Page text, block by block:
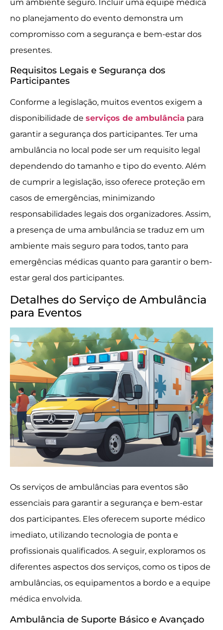
um ambiente seguro. Incluir uma equipe médica
no planejamento do evento demonstra um
compromisso com a segurança e bem-estar dos
presentes.
Requisitos Legais e Segurança dos
Participantes
Conforme a legislação, muitos eventos exigem a
disponibilidade de serviços de ambulância para
garantir a segurança dos participantes. Ter uma
ambulância no local pode ser um requisito legal
dependendo do tamanho e tipo do evento. Além
de cumprir a legislação, isso oferece proteção em
casos de emergências, minimizando
responsabilidades legais dos organizadores. Assim,
a presença de uma ambulância se traduz em um
ambiente mais seguro para todos, tanto para
emergências médicas quanto para garantir o bem-
estar geral dos participantes.
Detalhes do Serviço de Ambulância
para Eventos
Os serviços de ambulâncias para eventos são
essenciais para garantir a segurança e bem-estar
dos participantes. Eles oferecem suporte médico
imediato, utilizando tecnologia de ponta e
profissionais qualificados. A seguir, exploramos os
diferentes aspectos dos serviços, como os tipos de
ambulâncias, os equipamentos a bordo e a equipe
médica envolvida.
Ambulância de Suporte Básico e Avançado